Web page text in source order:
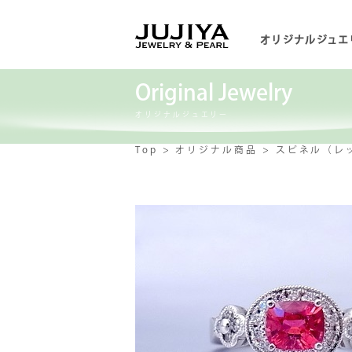
オリジナルジュエ
Original Jewelry
オリジナルジュエリー
Top オリジナル商品 スピネル（